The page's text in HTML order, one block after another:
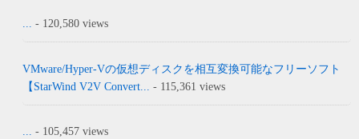
... - 120,580 views
VMware/Hyper-Vの仮想ディスクを相互変換可能なフリーソフト
【StarWind V2V Convert...
- 115,361 views
... - 105,457 views